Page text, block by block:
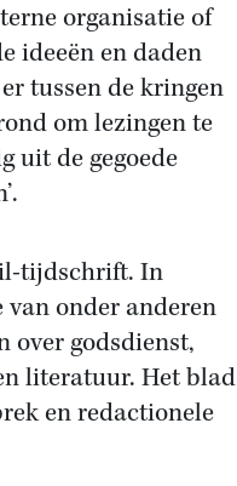
organisatie of
ideeën en daden
tussen de kringen
om lezingen te
uit de gegoede
tijdschrift. In
onder anderen
over godsdienst,
literatuur. Het blad
en redactionele